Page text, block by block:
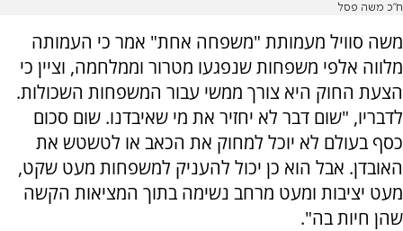
ח"כ משה פסל
משה סוויל מעמותת "משפחה אחת" אמר כי העמותה
מלווה אלפי משפחות שנפגעו מטרור וממלחמה, וציין כי
הצעת החוק היא צורך ממשי עבור המשפחות השכולות.
לדבריו, "שום דבר לא יחזיר את מי שאיבדנו. שום סכום
כסף בעולם לא יוכל למחוק את הכאב או לטשטש את
האובדן. אבל הוא כן יכול להעניק למשפחות מעט שקט,
מעט יציבות ומעט מרחב נשימה בתוך המציאות הקשה
שהן חיות בה".